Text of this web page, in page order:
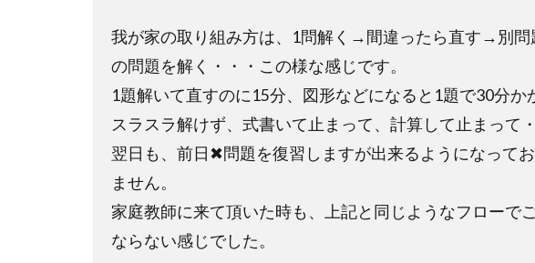
我が家の取り組み方は、1問解く→間違ったら直す→別
の問題を解く・・・この様な感じです。
1題解いて直すのに15分、図形などになると1題で30分か
スラスラ解けず、式書いて止まって、計算して止まって・
翌日も、前日✖問題を復習しますが出来るようになって
ません。
家庭教師に来て頂いた時も、上記と同じようなフローで
ならない感じでした。